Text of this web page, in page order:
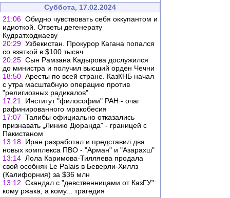
Суббота, 17.02.2024
21:06 Обидно чувствовать себя оккупантом и
идиоткой. Ответы дегенерату
Кудратходжаеву
20:29 Узбекистан. Прокурор Кагана попался
со взяткой в $100 тысяч
20:25 Сын Рамзана Кадырова дослужился
до министра и получил высший орден Чечни
18:50 Аресты по всей стране. КазКНБ начал
с утра масштабную операцию против
"религиозных радикалов"
17:21
Институт "философии" РАН - очаг
рафинированного мракобесия
17:07 Талибы официально отказались
признавать „Линию Дюранда" - границей с
Пакистаном
13:18 Иран разработал и представил два
новых комплекса ПВО - "Арман" и "Азарахш"
13:14 Лола Каримова-Тилляева продала
свой особняк Le Palais в Беверли-Хиллз
(Калифорния) за $36 млн
13:12 Скандал с "девственницами от КазГУ":
кому ржака, а кому... трагедия